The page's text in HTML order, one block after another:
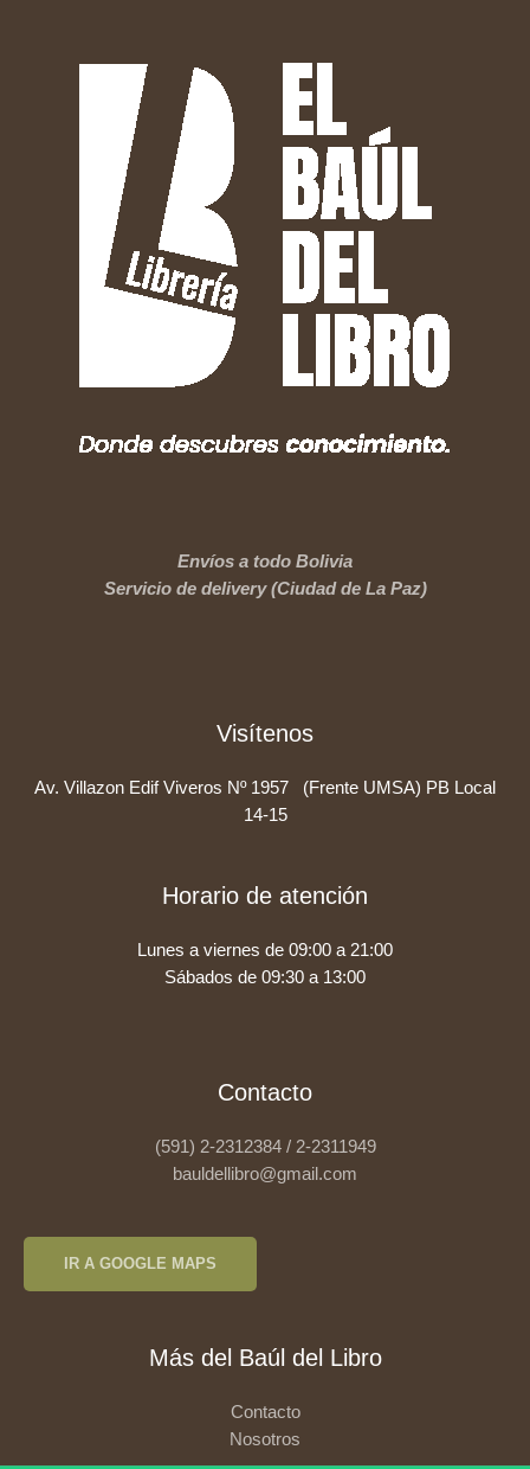
Envíos a todo Bolivia
Servicio de delivery (Ciudad de La Paz)
Visítenos
Av. Villazon Edif Viveros Nº 1957 (Frente UMSA) PB Local
14-15
Horario de atención
Lunes a viernes de 09:00 a 21:00
Sábados de 09:30 a 13:00
Contacto
(591) 2-2312384 / 2-2311949
bauldellibro@gmail.com
IR A GOOGLE MAPS
Más del Baúl del Libro
Contacto
Nosotros